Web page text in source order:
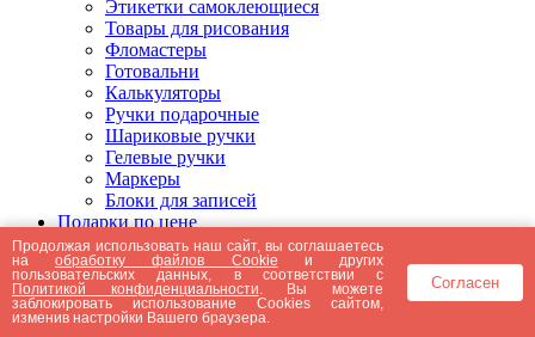
Этикетки самоклеющиеся
Товары для рисования
Фломастеры
Готовальни
Калькуляторы
Ручки подарочные
Шариковые ручки
Гелевые ручки
Маркеры
Блоки для записей
Подарки по цене
Подарки от 5000 рублей
Подарки до 5000 рублей
Подарки до 3000 рублей
Подарки до 2000 рублей
Подарки до 1000 рублей
Продолжая использовать наш сайт, вы соглашаетесь
наобработку файлов Cookie и других
пользовательских данных, в соответствии с
Политикой конфиденциальности . Вы можете
заблокировать использование Cookies сайтом,
изменив настройки Вашего браузера.
Согласен